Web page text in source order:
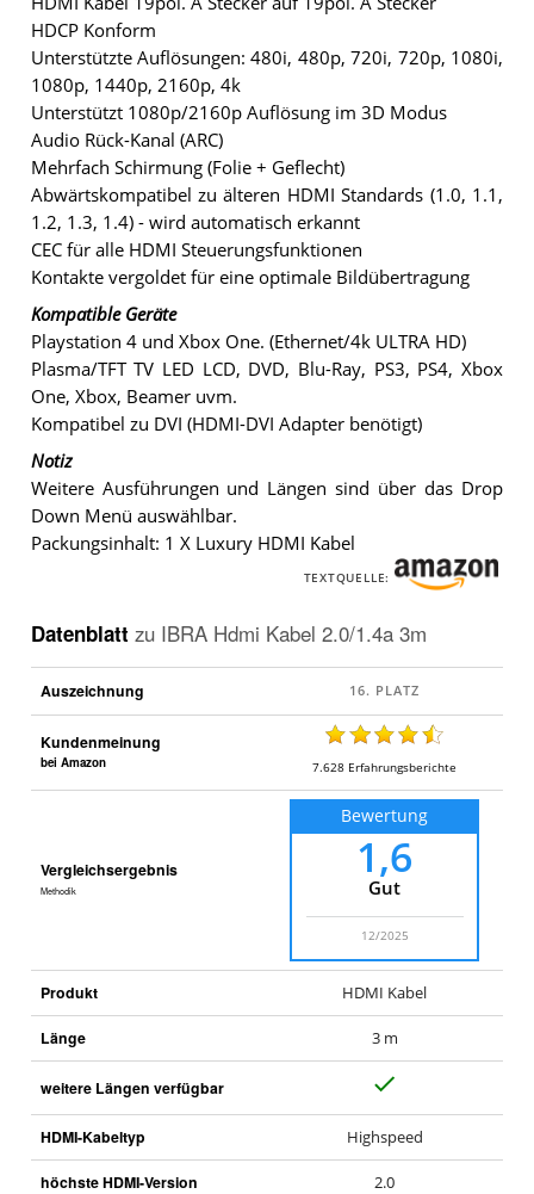
HDCP Konform
Unterstützte Auflösungen: 480i, 480p, 720i, 720p, 1080i,
1080p, 1440p, 2160p, 4k
Unterstützt 1080p/2160p Auflösung im 3D Modus
Audio Rück-Kanal (ARC)
Mehrfach Schirmung (Folie + Geflecht)
Abwärtskompatibel zu älteren HDMI Standards (1.0, 1.1,
1.2, 1.3, 1.4) - wird automatisch erkannt
CEC für alle HDMI Steuerungsfunktionen
Kontakte vergoldet für eine optimale Bildübertragung
Kompatible Geräte
Playstation 4 und Xbox One. (Ethernet/4k ULTRA HD)
Plasma/TFT TV LED LCD, DVD, Blu-Ray, PS3, PS4, Xbox
One, Xbox, Beamer uvm.
Kompatibel zu DVI (HDMI-DVI Adapter benötigt)
Notiz
Weitere Ausführungen und Längen sind über das Drop
Down Menü auswählbar.
Packungsinhalt: 1 X Luxury HDMI Kabel
TEXTQUELLE:
Datenblatt zu IBRA Hdmi Kabel 2.0/1.4a 3m
Auszeichnung
Kundenmeinung
bei Amazon 7.628 Erfahrungsberichte
Vergleichsergebnis
Methodik
Bewertung
1,6
Gut
12/2025
Produkt HDMI Kabel
Länge 3 m
weitere Längen verfügbar
a
HDMI-Kabeltyp Highspeed
höchste HDMI-Version 2.0